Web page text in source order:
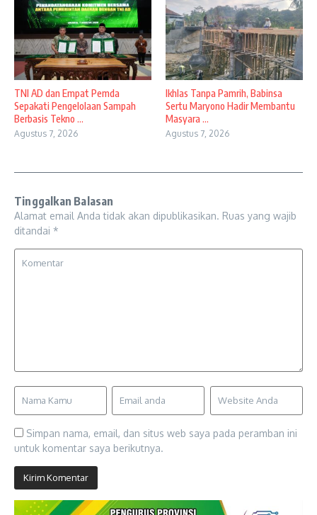
TNI AD dan Empat Pemda
Sepakati Pengelolaan Sampah
Berbasis Tekno ...
Agustus 7, 2026
Ikhlas Tanpa Pamrih, Babinsa
Sertu Maryono Hadir Membantu
Masyara ...
Agustus 7, 2026
Tinggalkan Balasan
Alamat email Anda tidak akan dipublikasikan. Ruas yang wajib
ditandai *
Simpan nama, email, dan situs web saya pada peramban ini
untuk komentar saya berikutnya.